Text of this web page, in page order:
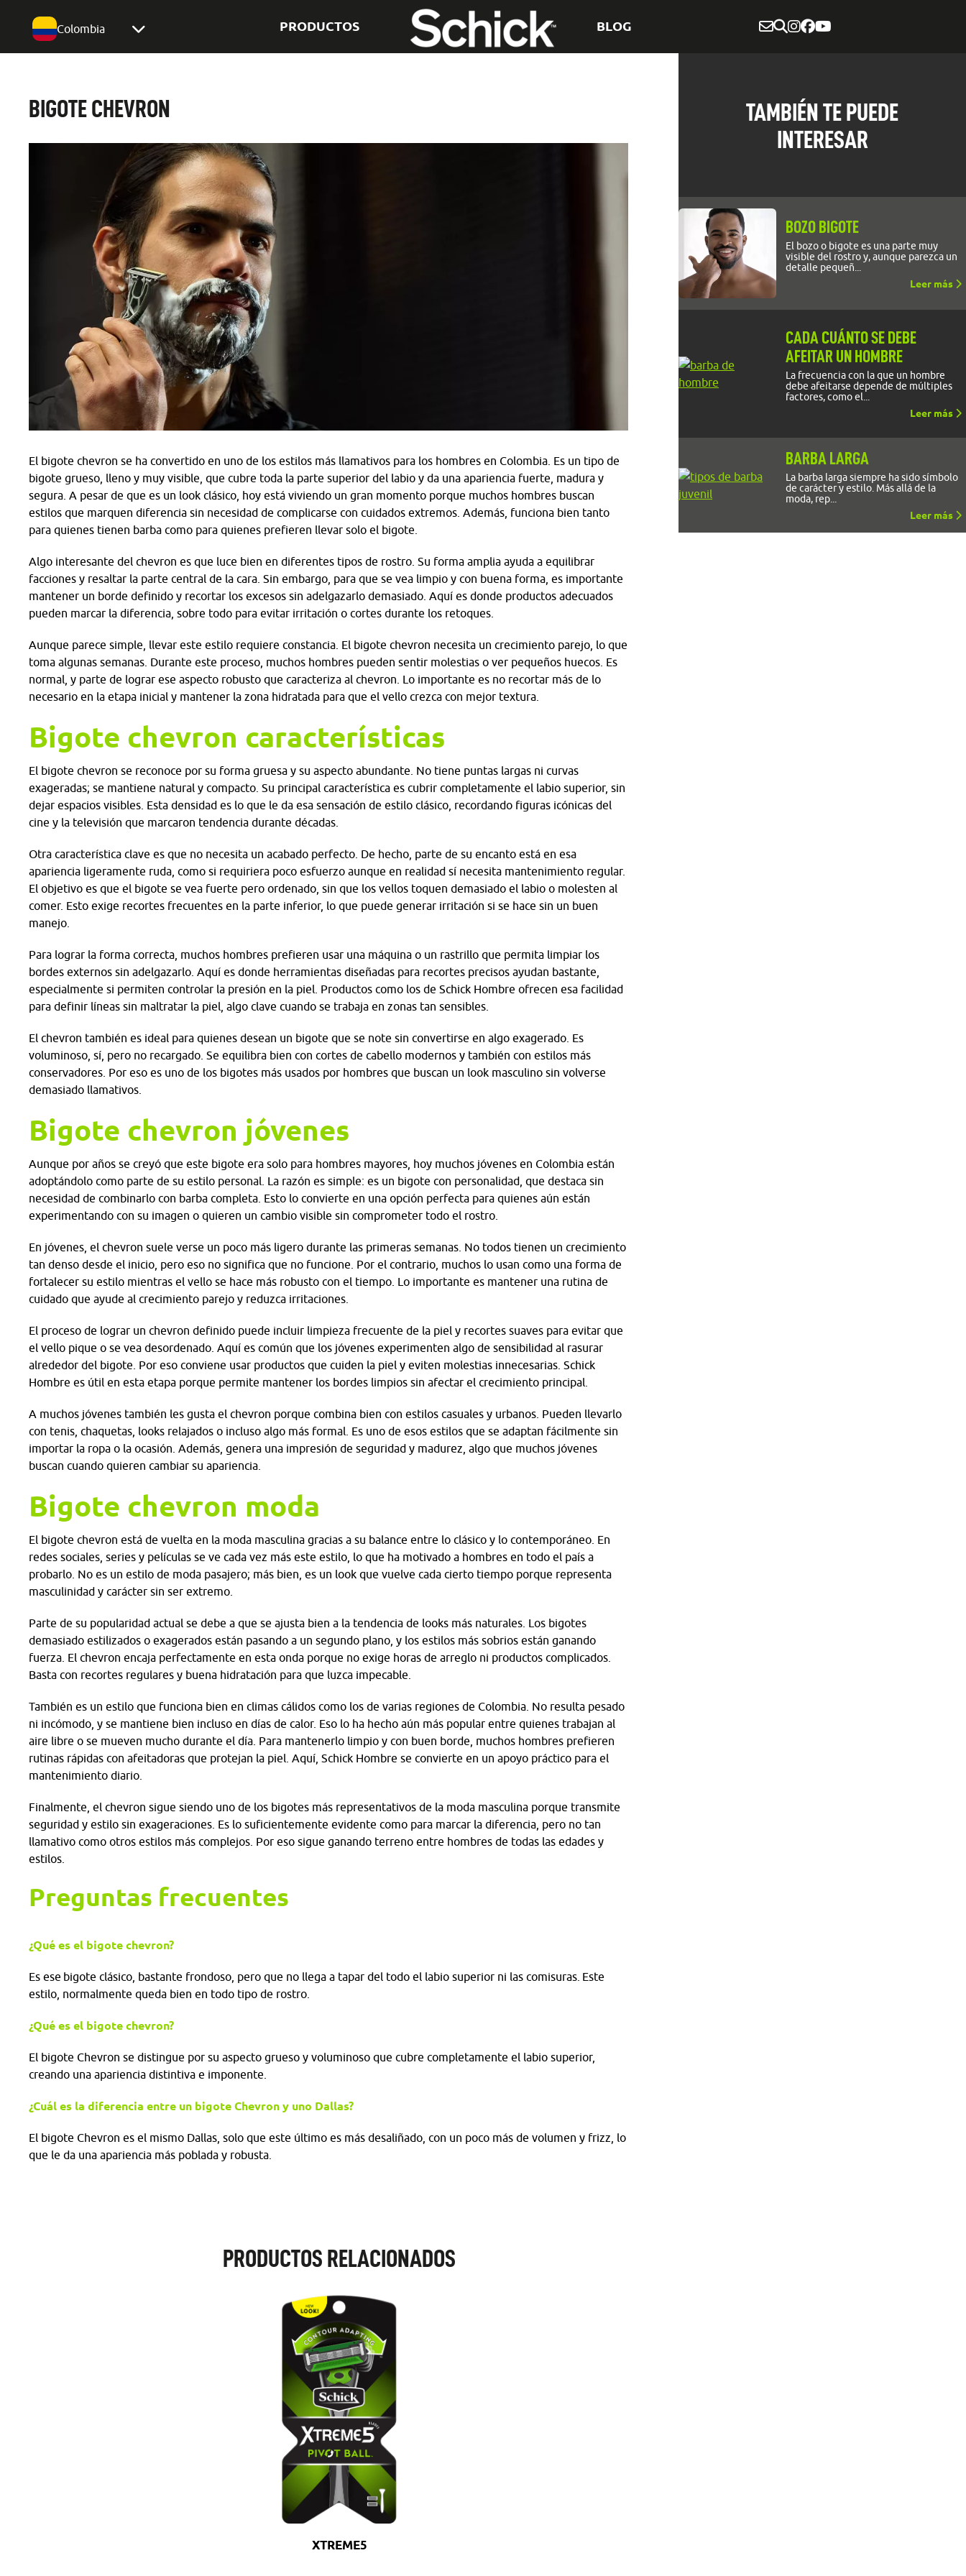
Colombia PRODUCTOS BLOG
BIGOTE CHEVRON
El bigote chevron se ha convertido en uno de los estilos más llamativos para los hombres en Colombia. Es un tipo de
bigote grueso, lleno y muy visible, que cubre toda la parte superior del labio y da una apariencia fuerte, madura y
segura. A pesar de que es un look clásico, hoy está viviendo un gran momento porque muchos hombres buscan
estilos que marquen diferencia sin necesidad de complicarse con cuidados extremos. Además, funciona bien tanto
para quienes tienen barba como para quienes prefieren llevar solo el bigote.
Algo interesante del chevron es que luce bien en diferentes tipos de rostro. Su forma amplia ayuda a equilibrar
facciones y resaltar la parte central de la cara. Sin embargo, para que se vea limpio y con buena forma, es importante
mantener un borde definido y recortar los excesos sin adelgazarlo demasiado. Aquí es donde productos adecuados
pueden marcar la diferencia, sobre todo para evitar irritación o cortes durante los retoques.
Aunque parece simple, llevar este estilo requiere constancia. El bigote chevron necesita un crecimiento parejo, lo que
toma algunas semanas. Durante este proceso, muchos hombres pueden sentir molestias o ver pequeños huecos. Es
normal, y parte de lograr ese aspecto robusto que caracteriza al chevron. Lo importante es no recortar más de lo
necesario en la etapa inicial y mantener la zona hidratada para que el vello crezca con mejor textura.
Bigote chevron características
El bigote chevron se reconoce por su forma gruesa y su aspecto abundante. No tiene puntas largas ni curvas
exageradas; se mantiene natural y compacto. Su principal característica es cubrir completamente el labio superior, sin
dejar espacios visibles. Esta densidad es lo que le da esa sensación de estilo clásico, recordando figuras icónicas del
cine y la televisión que marcaron tendencia durante décadas.
Otra característica clave es que no necesita un acabado perfecto. De hecho, parte de su encanto está en esa
apariencia ligeramente ruda, como si requiriera poco esfuerzo aunque en realidad sí necesita mantenimiento regular.
El objetivo es que el bigote se vea fuerte pero ordenado, sin que los vellos toquen demasiado el labio o molesten al
comer. Esto exige recortes frecuentes en la parte inferior, lo que puede generar irritación si se hace sin un buen
manejo.
Para lograr la forma correcta, muchos hombres prefieren usar una máquina o un rastrillo que permita limpiar los
bordes externos sin adelgazarlo. Aquí es donde herramientas diseñadas para recortes precisos ayudan bastante,
especialmente si permiten controlar la presión en la piel. Productos como los de Schick Hombre ofrecen esa facilidad
para definir líneas sin maltratar la piel, algo clave cuando se trabaja en zonas tan sensibles.
El chevron también es ideal para quienes desean un bigote que se note sin convertirse en algo exagerado. Es
voluminoso, sí, pero no recargado. Se equilibra bien con cortes de cabello modernos y también con estilos más
conservadores. Por eso es uno de los bigotes más usados por hombres que buscan un look masculino sin volverse
demasiado llamativos.
Bigote chevron jóvenes
Aunque por años se creyó que este bigote era solo para hombres mayores, hoy muchos jóvenes en Colombia están
adoptándolo como parte de su estilo personal. La razón es simple: es un bigote con personalidad, que destaca sin
necesidad de combinarlo con barba completa. Esto lo convierte en una opción perfecta para quienes aún están
experimentando con su imagen o quieren un cambio visible sin comprometer todo el rostro.
En jóvenes, el chevron suele verse un poco más ligero durante las primeras semanas. No todos tienen un crecimiento
tan denso desde el inicio, pero eso no significa que no funcione. Por el contrario, muchos lo usan como una forma de
fortalecer su estilo mientras el vello se hace más robusto con el tiempo. Lo importante es mantener una rutina de
cuidado que ayude al crecimiento parejo y reduzca irritaciones.
El proceso de lograr un chevron definido puede incluir limpieza frecuente de la piel y recortes suaves para evitar que
el vello pique o se vea desordenado. Aquí es común que los jóvenes experimenten algo de sensibilidad al rasurar
alrededor del bigote. Por eso conviene usar productos que cuiden la piel y eviten molestias innecesarias. Schick
Hombre es útil en esta etapa porque permite mantener los bordes limpios sin afectar el crecimiento principal.
A muchos jóvenes también les gusta el chevron porque combina bien con estilos casuales y urbanos. Pueden llevarlo
con tenis, chaquetas, looks relajados o incluso algo más formal. Es uno de esos estilos que se adaptan fácilmente sin
importar la ropa o la ocasión. Además, genera una impresión de seguridad y madurez, algo que muchos jóvenes
buscan cuando quieren cambiar su apariencia.
Bigote chevron moda
El bigote chevron está de vuelta en la moda masculina gracias a su balance entre lo clásico y lo contemporáneo. En
redes sociales, series y películas se ve cada vez más este estilo, lo que ha motivado a hombres en todo el país a
probarlo. No es un estilo de moda pasajero; más bien, es un look que vuelve cada cierto tiempo porque representa
masculinidad y carácter sin ser extremo.
Parte de su popularidad actual se debe a que se ajusta bien a la tendencia de looks más naturales. Los bigotes
demasiado estilizados o exagerados están pasando a un segundo plano, y los estilos más sobrios están ganando
fuerza. El chevron encaja perfectamente en esta onda porque no exige horas de arreglo ni productos complicados.
Basta con recortes regulares y buena hidratación para que luzca impecable.
También es un estilo que funciona bien en climas cálidos como los de varias regiones de Colombia. No resulta pesado
ni incómodo, y se mantiene bien incluso en días de calor. Eso lo ha hecho aún más popular entre quienes trabajan al
aire libre o se mueven mucho durante el día. Para mantenerlo limpio y con buen borde, muchos hombres prefieren
rutinas rápidas con afeitadoras que protejan la piel. Aquí, Schick Hombre se convierte en un apoyo práctico para el
mantenimiento diario.
Finalmente, el chevron sigue siendo uno de los bigotes más representativos de la moda masculina porque transmite
seguridad y estilo sin exageraciones. Es lo suficientemente evidente como para marcar la diferencia, pero no tan
llamativo como otros estilos más complejos. Por eso sigue ganando terreno entre hombres de todas las edades y
estilos.
Preguntas frecuentes
¿Qué es el bigote chevron?
Es ese bigote clásico, bastante frondoso, pero que no llega a tapar del todo el labio superior ni las comisuras. Este
estilo, normalmente queda bien en todo tipo de rostro.
¿Qué es el bigote chevron?
El bigote Chevron se distingue por su aspecto grueso y voluminoso que cubre completamente el labio superior,
creando una apariencia distintiva e imponente.
¿Cuál es la diferencia entre un bigote Chevron y uno Dallas?
El bigote Chevron es el mismo Dallas, solo que este último es más desaliñado, con un poco más de volumen y frizz, lo
que le da una apariencia más poblada y robusta.
PRODUCTOS RELACIONADOS
XTREME5
TAMBIÉN TE PUEDE
INTERESAR
BOZO BIGOTE
El bozo o bigote es una parte muy
visible del rostro y, aunque parezca un
detalle pequeñ...
Leer más
CADA CUÁNTO SE DEBE
AFEITAR UN HOMBRE
La frecuencia con la que un hombre
debe afeitarse depende de múltiples
factores, como el...
Leer más
BARBA LARGA
La barba larga siempre ha sido símbolo
de carácter y estilo. Más allá de la
moda, rep...
Leer más